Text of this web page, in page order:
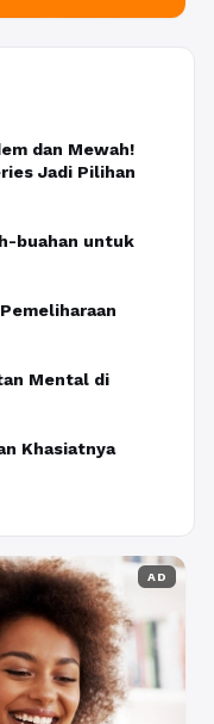
dan Mewah!
Jadi Pilihan
buahan untuk
Mental di
Khasiatnya
AD